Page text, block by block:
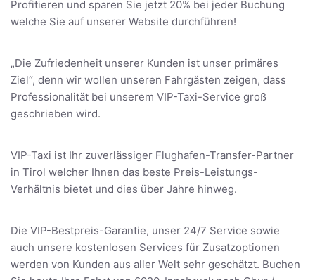
Profitieren und sparen Sie jetzt 20% bei jeder Buchung
welche Sie auf unserer Website durchführen!
„Die Zufriedenheit unserer Kunden ist unser primäres
Ziel“, denn wir wollen unseren Fahrgästen zeigen, dass
Professionalität bei unserem VIP-Taxi-Service groß
geschrieben wird.
VIP-Taxi ist Ihr zuverlässiger Flughafen-Transfer-Partner
in Tirol welcher Ihnen das beste Preis-Leistungs-
Verhältnis bietet und dies über Jahre hinweg.
Die VIP-Bestpreis-Garantie, unser 24/7 Service sowie
auch unsere kostenlosen Services für Zusatzoptionen
werden von Kunden aus aller Welt sehr geschätzt. Buchen